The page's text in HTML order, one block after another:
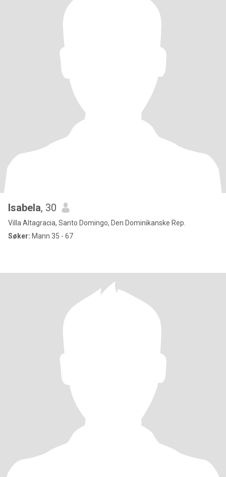
Isabela, 30
Villa Altagracia, Santo Domingo, Den Dominikanske Rep.
Søker: Mann 35 - 67